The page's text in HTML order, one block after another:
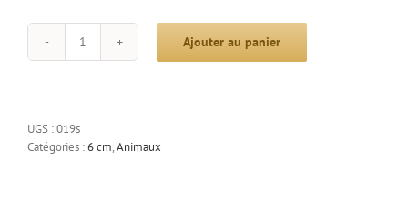
quantité
cm
Ajouter au panier
UGS :019s
Catégories :6 cm,Animaux